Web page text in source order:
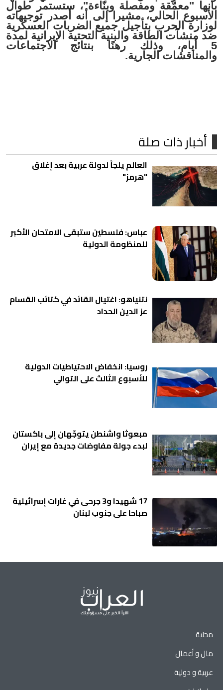
بأنها "معمّقة ومفصلة وبنّاءة"، ستستمر طوال
الأسبوع الحالي، مشيرا إلى أنه أصدر توجيهاته
لوزارة الحرب بتأجيل جميع الضربات العسكرية
ضد منشآت الطاقة والبنية التحتية الإيرانية لمدة
5 أيام، وذلك رهنًا بنتائج الاجتماعات
والمناقشات الجارية.
أخبار ذات صلة
العالم يلجأ لدولة عربية بعد إغلاق
"هرمز"
عباس: فلسطين ستبقى الامتحان الأكبر
للمنظومة الدولية
نتنياهو: اغتيال القائد في كتائب القسام
عز الدين الحداد
روسيا: انخفاض الاحتياطيات الدولية
للأسبوع الثالث على التوالي
مبعوثا واشنطن يتوجّهان إلى باكستان
لبدء جولة مفاوضات جديدة مع إيران
17 شهيدا و3 جرحى في غارات إسرائيلية
صباحا على جنوب لبنان
محلية
مال و أعمال
عربية و دولية